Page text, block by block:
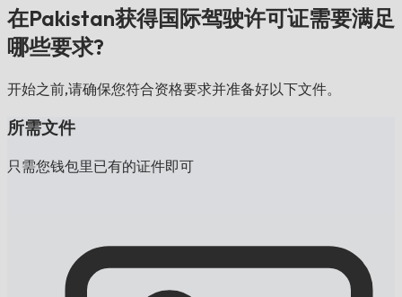
在Pakistan获得国际驾驶许可证需要满足
哪些要求?
开始之前,请确保您符合资格要求并准备好以下文件。
所需文件
只需您钱包里已有的证件即可